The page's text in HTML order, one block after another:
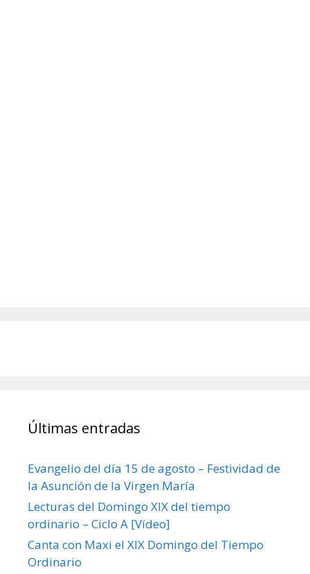
Últimas entradas
Evangelio del día 15 de agosto – Festividad de
la Asunción de la Virgen María
Lecturas del Domingo XIX del tiempo
ordinario – Ciclo A [Vídeo]
Canta con Maxi el XIX Domingo del Tiempo
Ordinario